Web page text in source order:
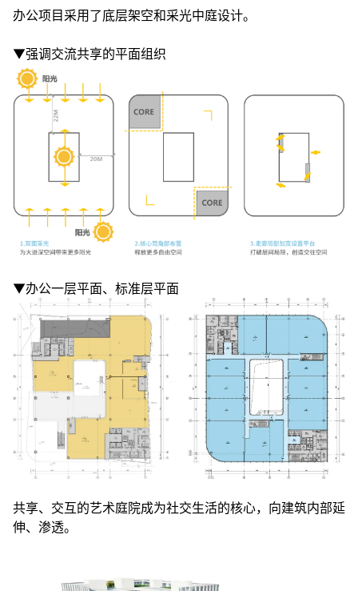
办公项目采用了底层架空和采光中庭设计。
▼强调交流共享的平面组织
▼办公一层平面、标准层平面
共享、交互的艺术庭院成为社交生活的核心，向建筑内部延
伸、渗透。